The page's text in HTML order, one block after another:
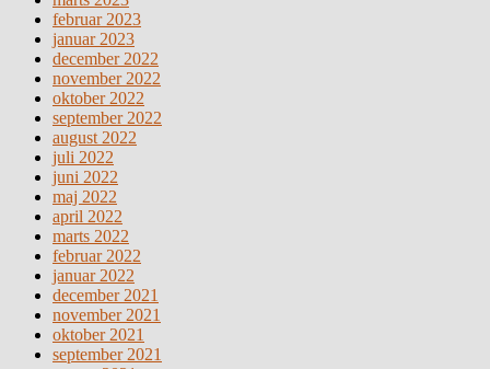
februar 2023
januar 2023
december 2022
november 2022
oktober 2022
september 2022
august 2022
juli 2022
juni 2022
maj 2022
april 2022
marts 2022
februar 2022
januar 2022
december 2021
november 2021
oktober 2021
september 2021